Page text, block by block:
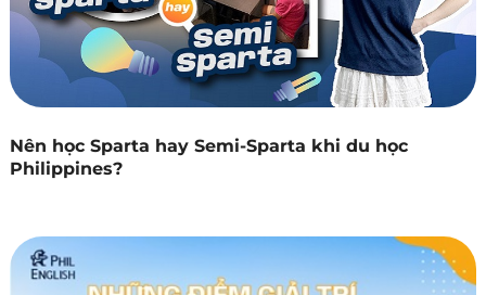
Nên học Sparta hay Semi-Sparta khi du học
Philippines?